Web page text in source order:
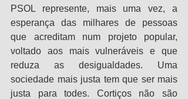
PSOL represente, mais uma vez, a
esperança das milhares de pessoas
que acreditam num projeto popular,
voltado aos mais vulneráveis e que
reduza as desigualdades. Uma
sociedade mais justa tem que ser mais
justa para todes. Cortiços não são